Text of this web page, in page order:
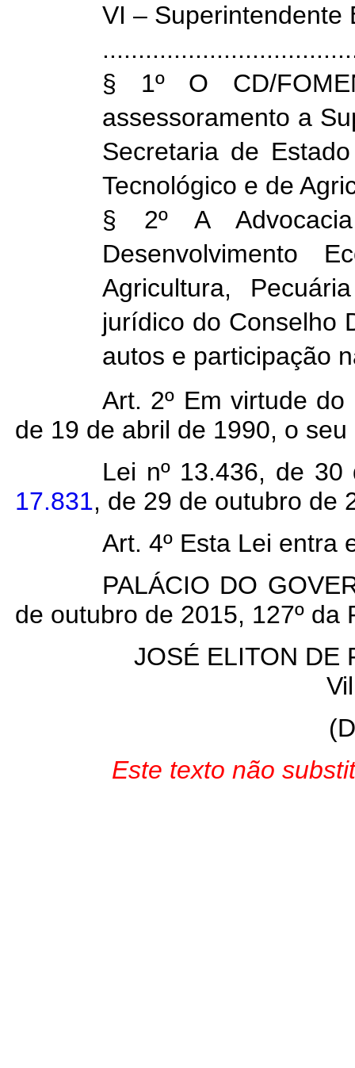
VI – Superintendente
§ 1º O CD/
assessoramento a
Secretaria de
Tecnológico e de
§ 2º A
Desenvolvimento
Agricultura,
jurídico do Conselho
autos e participação
Art. 2º Em virtude
de 19 de abril de 1990, o
Lei nº 13.436, de
17.831, de 29 de outubro de
Art. 4º Esta Lei entra
PALÁCIO DO
de outubro de 2015, 127º da
JOSÉ ELITON DE
Este texto não